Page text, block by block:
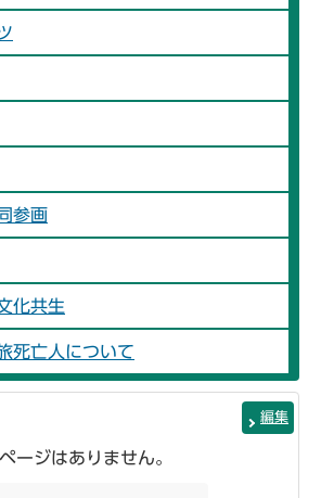
参画
化共生
死亡人について
編集
ージはありません。